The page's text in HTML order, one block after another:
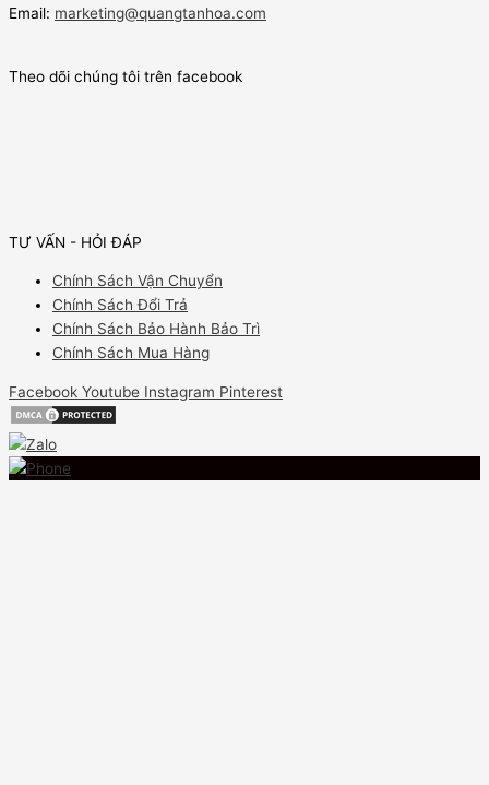
Email: marketing@quangtanhoa.com
Theo dõi chúng tôi trên facebook
TƯ VẤN - HỎI ĐÁP
Chính Sách Vận Chuyển
Chính Sách Đổi Trả
Chính Sách Bảo Hành Bảo Trì
Chính Sách Mua Hàng
Facebook Youtube Instagram Pinterest